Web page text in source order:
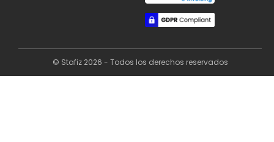
© Stafiz 2026 - Todos los derechos reservados